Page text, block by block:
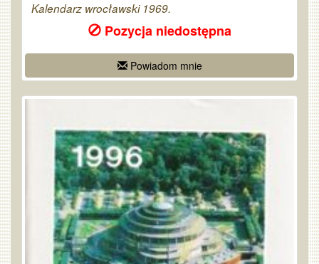
Kalendarz wrocławski 1969.
Pozycja niedostępna
Powiadom mnie